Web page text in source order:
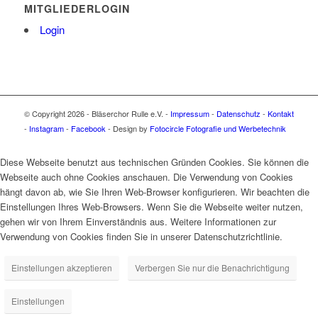
MITGLIEDERLOGIN
Login
© Copyright 2026 - Bläserchor Rulle e.V. - Impressum- Datenschutz - Kontakt
- Instagram- Facebook - Design by Fotocircle Fotografie und Werbetechnik
Diese Webseite benutzt aus technischen Gründen Cookies. Sie können die
Webseite auch ohne Cookies anschauen. Die Verwendung von Cookies
hängt davon ab, wie Sie Ihren Web-Browser konfigurieren. Wir beachten die
Einstellungen Ihres Web-Browsers. Wenn Sie die Webseite weiter nutzen,
gehen wir von Ihrem Einverständnis aus. Weitere Informationen zur
Verwendung von Cookies finden Sie in unserer Datenschutzrichtlinie.
Einstellungen akzeptieren Verbergen Sie nur die Benachrichtigung
Einstellungen